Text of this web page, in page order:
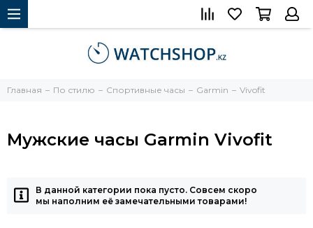
Главная По стилю Спортивные часы Garmin Vivofit
Мужские часы Garmin Vivofit
В данной категории пока пусто. Совсем скоро
мы наполним её замечательными товарами!